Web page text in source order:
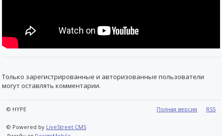
Только зарегистрированные и авторизованные пользователи
могут оставлять комментарии.
Полная версия RSS
© HYPE
© Powered by LiveStreet CMS